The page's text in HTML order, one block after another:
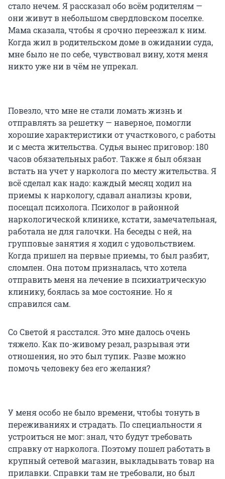
стало нечем. Я рассказал обо всём родителям —
они живут в небольшом свердловском поселке.
Мама сказала, чтобы я срочно переезжал к ним.
Когда жил в родительском доме в ожидании суда,
мне было не по себе, чувствовал вину, хотя меня
никто уже ни в чём не упрекал.
Повезло, что мне не стали ломать жизнь и
отправлять за решетку — наверное, помогли
хорошие характеристики от участкового, с работы
и с места жительства. Судья вынес приговор: 180
часов обязательных работ. Также я был обязан
встать на учет у нарколога по месту жительства. Я
всё сделал как надо: каждый месяц ходил на
приемы к наркологу, сдавал анализы крови,
посещал психолога. Психолог в районной
наркологической клинике, кстати, замечательная,
работала не для галочки. На беседы с ней, на
групповые занятия я ходил с удовольствием.
Когда пришел на первые приемы, то был разбит,
сломлен. Она потом призналась, что хотела
отправить меня на лечение в психиатрическую
клинику, боялась за мое состояние. Но я
справился сам.
Со Светой я расстался. Это мне далось очень
тяжело. Как по-живому резал, разрывая эти
отношения, но это был тупик. Разве можно
помочь человеку без его желания?
У меня особо не было времени, чтобы тонуть в
переживаниях и страдать. По специальности я
устроиться не мог: знал, что будут требовать
справку от нарколога. Поэтому пошел работать в
крупный сетевой магазин, выкладывать товар на
прилавки. Справки там не требовали, но был